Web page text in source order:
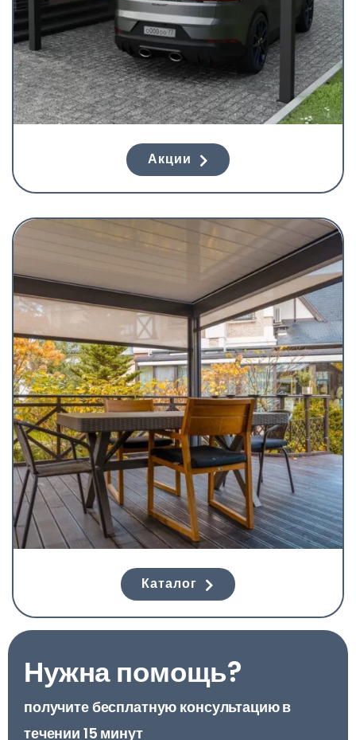
Акции
Каталог
Нужна помощь?
получите бесплатную консультацию в
течении 15 минут